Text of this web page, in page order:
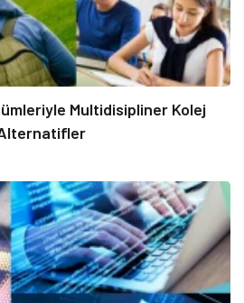
Multidisipliner Kolej